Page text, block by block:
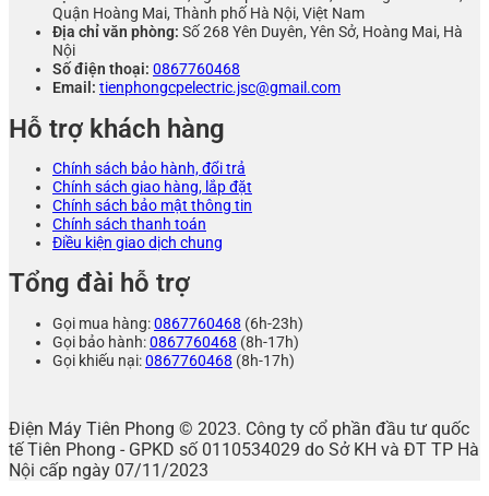
Quận Hoàng Mai, Thành phố Hà Nội, Việt Nam
Địa chỉ văn phòng: Số 268 Yên Duyên, Yên Sở, Hoàng Mai, Hà
Nội
Số điện thoại: 0867760468
Email: tienphongcpelectric.jsc@gmail.com
Hỗ trợ khách hàng
Chính sách bảo hành, đổi trả
Chính sách giao hàng, lắp đặt
Chính sách bảo mật thông tin
Chính sách thanh toán
Điều kiện giao dịch chung
Tổng đài hỗ trợ
Gọi mua hàng:0867760468 (6h-23h)
Gọi bảo hành:0867760468 (8h-17h)
Gọi khiếu nại:0867760468 (8h-17h)
Điện Máy Tiên Phong © 2023. Công ty cổ phần đầu tư quốc
tế Tiên Phong - GPKD số 0110534029 do Sở KH và ĐT TP Hà
Nội cấp ngày 07/11/2023